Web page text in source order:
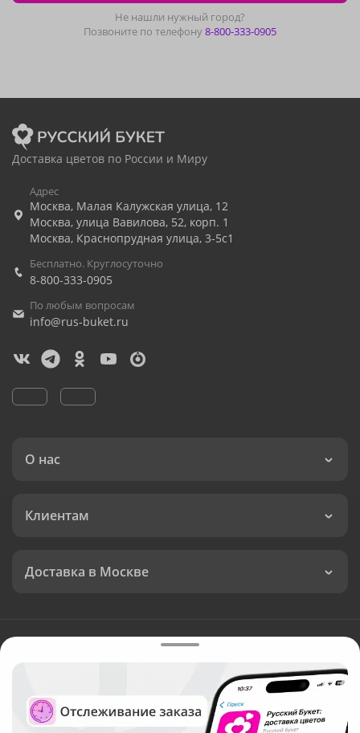
Не нашли нужный город?
Позвоните по телефону8-800-333-0905
Доставка цветов по России и Миру
Адрес
Москва, Малая Калужская улица, 12
Москва, улица Вавилова, 52, корп. 1
Москва, Краснопрудная улица, 3-5с1
Бесплатно. Круглосуточно
8-800-333-0905
По любым вопросам
info@rus-buket.ru
О нас
Клиентам
Доставка в Москве
Валюта:
Служба круглосуточной доставки цветов в Москве